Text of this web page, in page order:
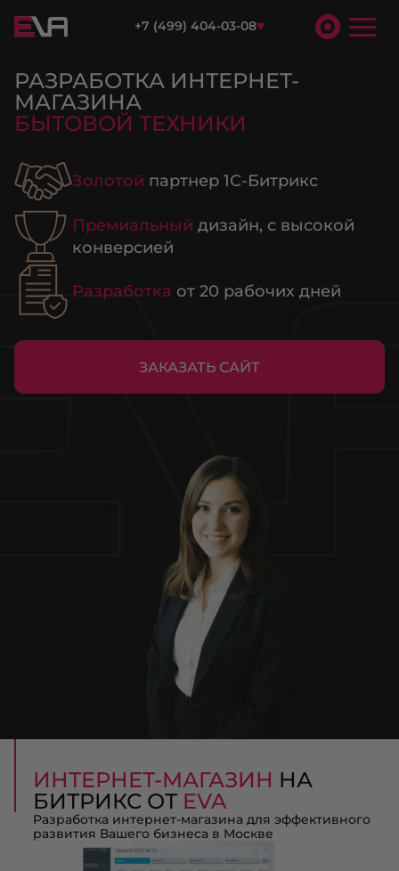
+7 (499) 404-03-08
РАЗРАБОТКА ИНТЕРНЕТ-
МАГАЗИНА
БЫТОВОЙ ТЕХНИКИ
Золотой партнер 1С-Битрикс
Премиальный дизайн, с высокой
конверсией
Разработка от 20 рабочих дней
ЗАКАЗАТЬ САЙТ
ИНТЕРНЕТ-МАГАЗИН НА
БИТРИКС ОТ EVA
Разработка интернет-магазина для эффективного
развития Вашего бизнеса в Москве